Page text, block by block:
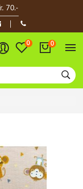
70.-
0 0